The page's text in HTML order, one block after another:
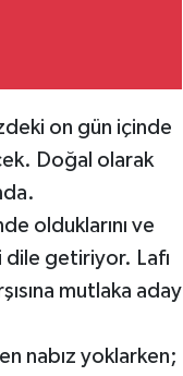
on gün içinde
Doğal olarak
olduklarını ve
getiriyor. Lafı
mutlaka aday
nabız yoklarken;